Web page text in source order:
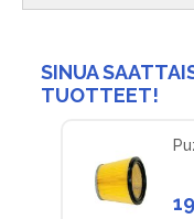
SINUA
TUOTTEET!